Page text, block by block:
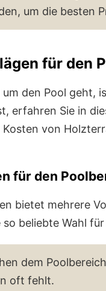
um die besten
für den
den Pool geht,
erfahren Sie in
von
für den
bietet mehrere
beliebte Wahl
dem
oft fehlt.